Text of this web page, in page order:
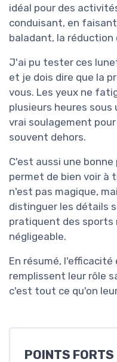
idéal pour des
conduisant, en
baladant, la
J'ai pu tester ces
et je dois dire que la
vous. Les yeux ne
plusieurs heures sous
vrai soulagement
souvent dehors.
C'est aussi une bonne
permet de bien voir à
n'est pas magique,
distinguer les détails
pratiquent des sports
négligeable.
En résumé,
remplissent leur rôle
c'est tout ce qu'on
POINTS FORTS